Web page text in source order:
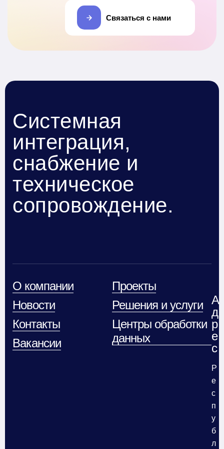
Связаться с нами
Системная
интеграция,
снабжение и
техническое
сопровождение.
О компании
Новости
Контакты
Вакансии
Проекты
Решения и услуги
Центры обработки
данных
А
д
р
е
с
Р
е
с
п
у
б
л